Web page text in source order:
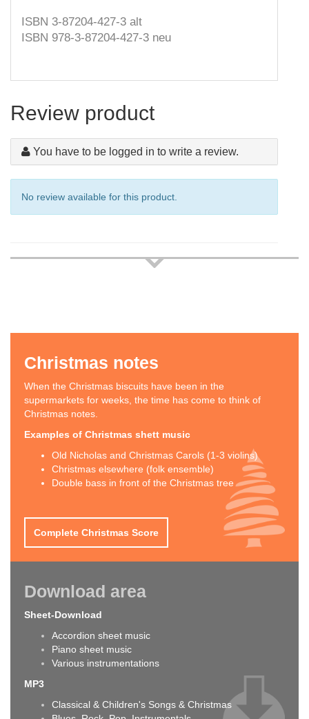
ISBN 3-87204-427-3 alt
ISBN 978-3-87204-427-3 neu
Review product
You have to be logged in to write a review.
No review available for this product.
Christmas notes
When the Christmas biscuits have been in the
supermarkets for weeks, the time has come to think of
Christmas notes.
Examples of Christmas shett music
Old Nicholas and Christmas Carols (1-3 violins)
Christmas elsewhere (folk ensemble)
Double bass in front of the Christmas tree
Complete Christmas Score
Download area
Sheet-Download
Accordion sheet music
Piano sheet music
Various instrumentations
MP3
Classical & Children's Songs & Christmas